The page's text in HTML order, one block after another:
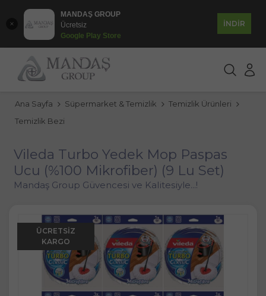
MANDAŞ GROUP
Ücretsiz
Google Play Store
İNDİR
Ana Sayfa Süpermarket & Temizlik
Temizlik Ürünleri
Temizlik Bezi
Vileda Turbo Yedek Mop Paspas
Ucu (%100 Mikrofiber) (9 Lu Set)
Mandaş Group Güvencesi ve Kalitesiyle...!
ÜCRETSIZ
KARGO